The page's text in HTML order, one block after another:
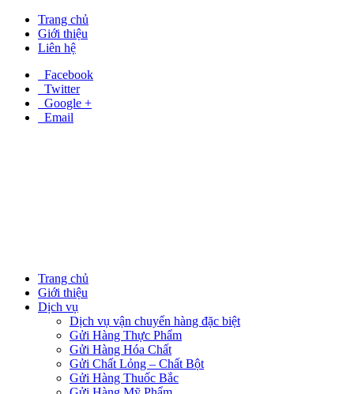
Trang chủ
Giới thiệu
Liên hệ
Facebook
Twitter
Google +
Email
Trang chủ
Giới thiệu
Dịch vụ
Dịch vụ vận chuyển hàng đặc biệt
Gửi Hàng Thực Phẩm
Gửi Hàng Hóa Chất
Gửi Chất Lỏng – Chất Bột
Gửi Hàng Thuốc Bắc